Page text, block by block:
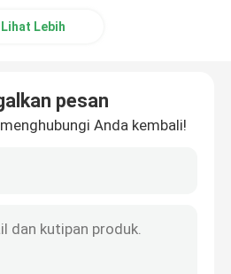
Permanen
Lihat Lebih
pesan
Anda kembali!